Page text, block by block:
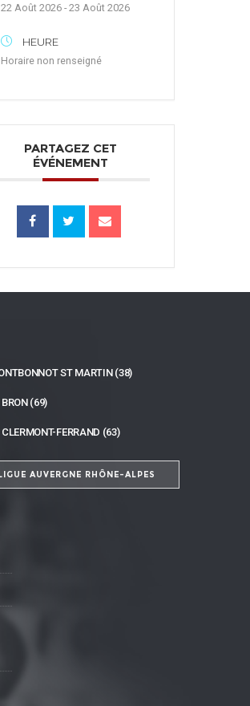
22 Août 2026 - 23 Août 2026
HEURE
Horaire non renseigné
PARTAGEZ CET
ÉVÉNEMENT
ST MARTIN (38)
(69)
FERRAND (63)
AUVERGNE RHÔNE-ALPES